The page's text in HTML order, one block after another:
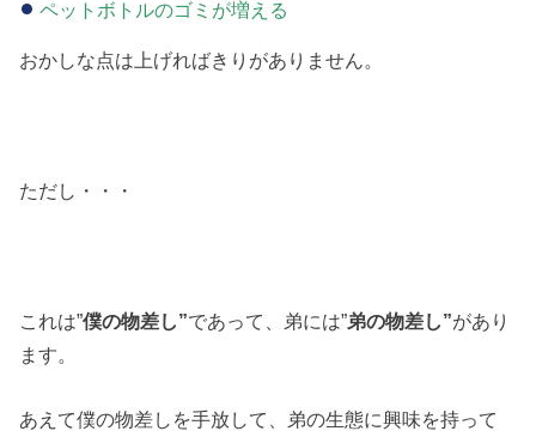
ペットボトルのゴミが増える
おかしな点は上げればきりがありません。
ただし・・・
これは”僕の物差し”であって、弟には”弟の物差し”があり
ます。
あえて僕の物差しを手放して、弟の生態に興味を持って